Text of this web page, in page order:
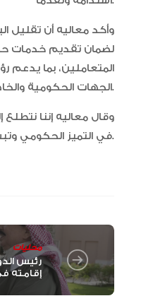
وأكد معاليه أن تقليل
لضمان تقديم خدمات
المتعاملين، بما يدعم
الجهات الحكومية والخاصة لمواصلة تطوير الحلول المبتكرة التي تساهم في تسهيل حياة الأفراد.
وقال معاليه إننا
في التميز الحكومي وتبسيط الإجراءات الحكومية وتحقيق أعلى معايير الكفاءة والجودة والاستدامة.
محليات
رئيس
إقامته